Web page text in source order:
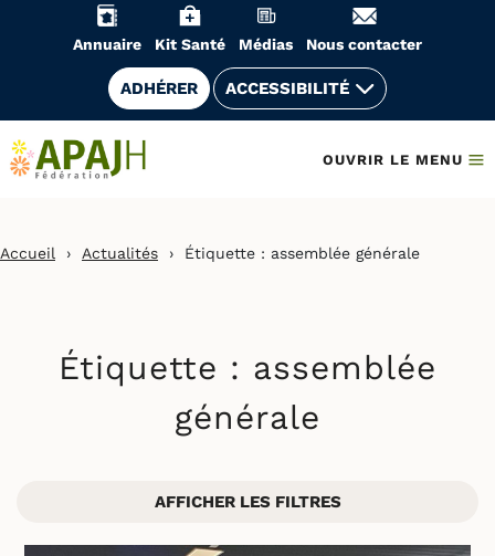
Annuaire Kit Santé Médias Nous contacter
ADHÉRER ACCESSIBILITÉ
OUVRIR LE MENU
Accueil › Actualités › Étiquette : assemblée générale
Étiquette : assemblée
générale
AFFICHER LES FILTRES